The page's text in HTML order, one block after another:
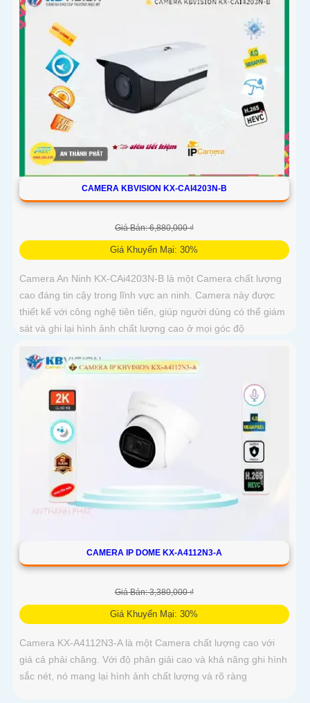
CAMERA KBVISION KX-CAI4203N-B
Giá Bán: 6,880,000 ₫
Giá Khuyến Mại: 30%
Camera An Ninh KX-CAi4203N-B là một Camera chất lượng
cao đáng tin cậy trong lĩnh vực an ninh. Camera này được
thiết kế với công nghệ tiên tiến, giúp người dùng có thể giám
sát và ghi lại hình ảnh chất lượng cao ở mọi góc độ
CAMERA IP DOME KX-A4112N3-A
Giá Bán: 3,380,000 ₫
Giá Khuyến Mại: 30%
Camera KX-A4112N3-A là một Camera chất lượng cao với
giá cả phải chăng. Với độ phân giải cao và khả năng ghi hình
sắc nét, nó mang lại hình ảnh chất lượng và rõ ràng